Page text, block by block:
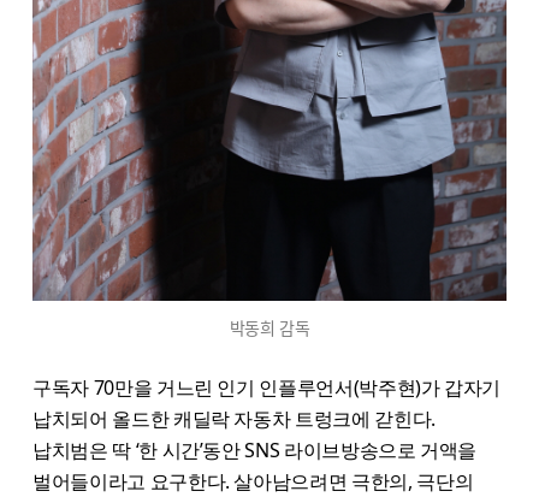
박동희 감독
구독자 70만을 거느린 인기 인플루언서(박주현)가 갑자기
납치되어 올드한 캐딜락 자동차 트렁크에 갇힌다.
납치범은 딱 ‘한 시간’동안 SNS 라이브방송으로 거액을
벌어들이라고 요구한다. 살아남으려면 극한의, 극단의